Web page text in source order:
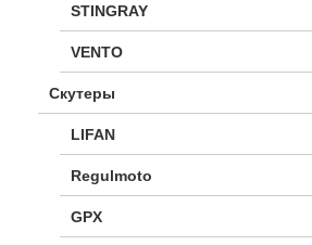
STINGRAY
VENTO
Скутеры
LIFAN
Regulmoto
GPX